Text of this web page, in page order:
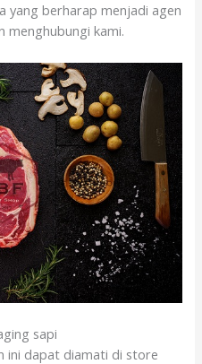
yang berharap menjadi agen
menghubungi kami.
sapi
ini dapat diamati di store